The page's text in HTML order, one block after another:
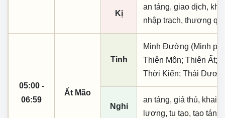
Kị
an táng, giao dịch,
nhập trạch, thượng
05:00 -
06:59
Ất Mão
Tinh
Minh Đường (Minh
Thiên Môn; Thiên Ất;
Thời Kiến; Thái
Nghi
an táng, giá thú, khai
lương, tu tạo, tạo